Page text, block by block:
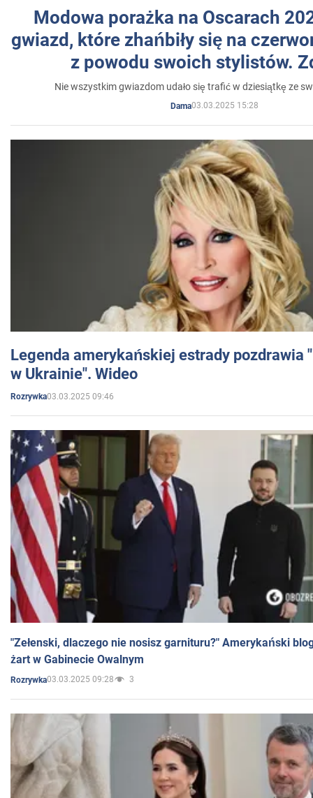
Modowa porażka na Oscarach
gwiazd, które zhańbiły się na
z powodu swoich stylistów.
Nie wszystkim gwiazdom udało się trafić w dziesiątkę ze
Dama03.03.2025 15:28
Legenda amerykańskiej estrady pozdrawia
w Ukrainie". Wideo
Rozrywka03.03.2025 09:46
"Zełenski, dlaczego nie nosisz garnituru?" Amerykański
żart w Gabinecie Owalnym
Rozrywka03.03.2025 09:28 3